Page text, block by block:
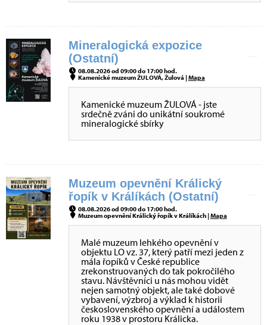
Mineralogická expozice
(Ostatní)
08.08.2026 od 09:00 do 17:00 hod.
Kamenické muzeum ŽULOVÁ, Žulová |Mapa
Kamenické muzeum ŽULOVÁ - jste
srdečně zváni do unikátní soukromé
mineralogické sbírky
Muzeum opevnění Králický
řopík v Králíkách (Ostatní)
08.08.2026 od 09:00 do 17:00 hod.
Muzeum opevnění Králický řopík v Králíkách |Mapa
Malé muzeum lehkého opevnění v
objektu LO vz. 37, který patří mezi jeden z
mála řopíků v České republice
zrekonstruovaných do tak pokročilého
stavu. Návštěvníci u nás mohou vidět
nejen samotný objekt, ale také dobové
vybavení, výzbroj a výklad k historii
československého opevnění a událostem
roku 1938 v prostoru Králicka.